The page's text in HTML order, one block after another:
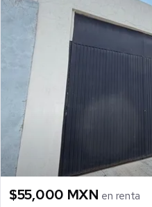
$55,000 MXN en renta